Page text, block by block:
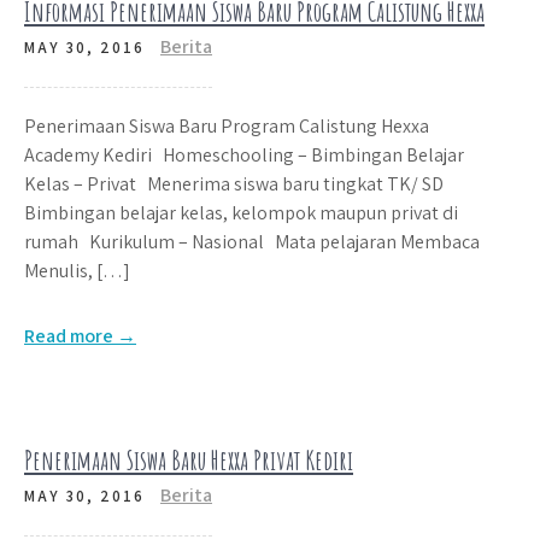
Informasi Penerimaan Siswa Baru Program Calistung Hexxa
MAY 30, 2016 Berita
Penerimaan Siswa Baru Program Calistung Hexxa
Academy Kediri Homeschooling – Bimbingan Belajar
Kelas – Privat Menerima siswa baru tingkat TK/ SD
Bimbingan belajar kelas, kelompok maupun privat di
rumah Kurikulum – Nasional Mata pelajaran Membaca
Menulis, […]
Read more →
Penerimaan Siswa Baru Hexxa Privat Kediri
MAY 30, 2016 Berita